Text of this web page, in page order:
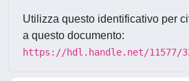
Utilizza questo identificativo per
a questo documento:
https://hdl.handle.net/11577/